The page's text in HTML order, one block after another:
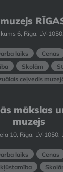
6, Rīga, LV-
laiks Cenas
Skolām
ceļvedis
mākslas
muzejs
10, Rīga, LV-1050,
laiks Cenas